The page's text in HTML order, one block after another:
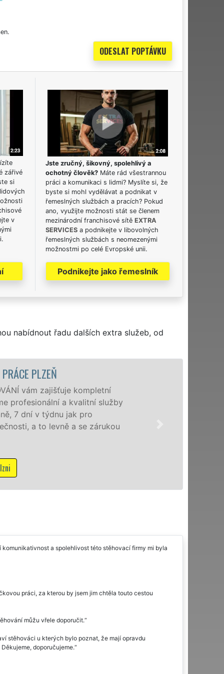
zářivé
si
v
Jste zručný, šikovný, spolehlivý a
ochotný člověk? Máte rád všestrannou
práci a komunikaci s lidmi? Myslíte si, že
byste si mohl vydělávat a podnikat v
řemeslných službách a pracích? Pokud
ano, využijte možnosti stát se členem
mezinárodní franchisové sítě EXTRA
SERVICES a podnikejte v libovolných
řemeslných službách s neomezenými
možnostmi po celé Evropské unii.
Podnikejte jako řemeslník
nabídnout řadu dalších extra služeb, od
a spolehlivost této stěhovací firmy mi byla
práci, za kterou by jsem jim chtěla touto cestou
můžu vřele doporučit.
stěhováci u kterých bylo poznat, že mají opravdu
doporučujeme.